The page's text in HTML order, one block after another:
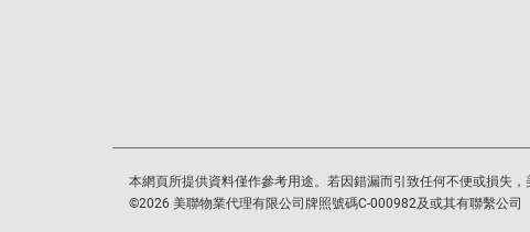
本網頁所提供資料僅作參考用途。若因錯漏而引致任何不便或損失，
©2026 美聯物業代理有限公司牌照號碼C-000982及或其有聯繫公司